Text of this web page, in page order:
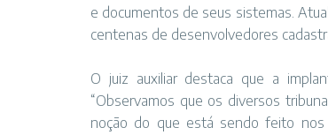
e documentos de seus sistemas.
centenas de desenvolvedores
O juiz auxiliar destaca que a
“Observamos que os diversos
noção do que está sendo feito